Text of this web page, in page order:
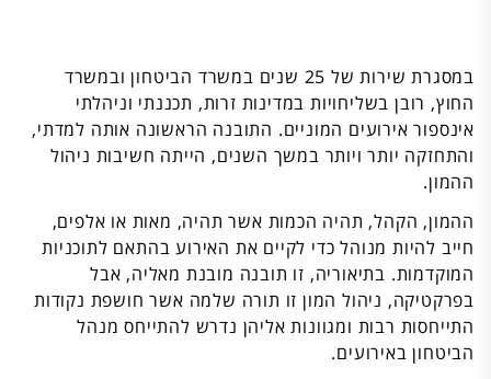
במסגרת שירות של 25 שנים במשרד הביטחון ובמשרד
החוץ, רובן בשליחויות במדינות זרות, תכננתי וניהלתי
אינספור אירועים המוניים. התובנה הראשונה אותה למדתי,
והתחזקה יותר ויותר במשך השנים, הייתה חשיבות ניהול
ההמון.
ההמון, הקהל, תהיה הכמות אשר תהיה, מאות או אלפים,
חייב להיות מנוהל כדי לקיים את האירוע בהתאם לתוכניות
המוקדמות. בתיאוריה, זו תובנה מובנת מאליה, אבל
בפרקטיקה, ניהול המון זו תורה שלמה אשר חושפת נקודות
התייחסות רבות ומגוונות אליהן נדרש להתייחס מנהל
הביטחון באירועים.